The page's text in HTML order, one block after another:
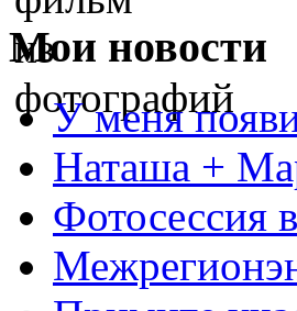
Мои новости
У меня
Наташа +
Фотосессия